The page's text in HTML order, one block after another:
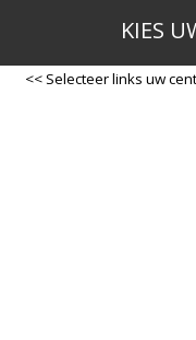
KIES
<< Selecteer links uw